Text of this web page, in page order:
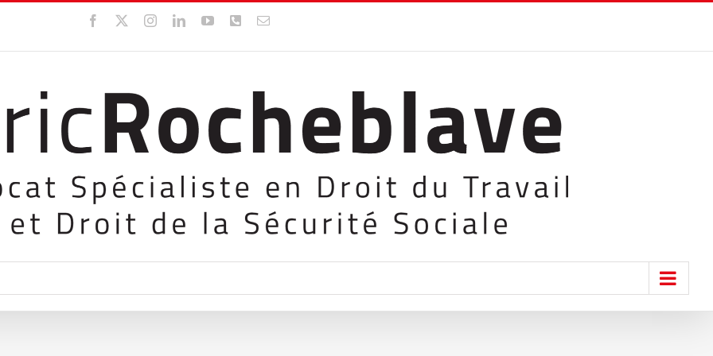
Facebook InstagramLinkedInYouTubeWhatsApp
Email